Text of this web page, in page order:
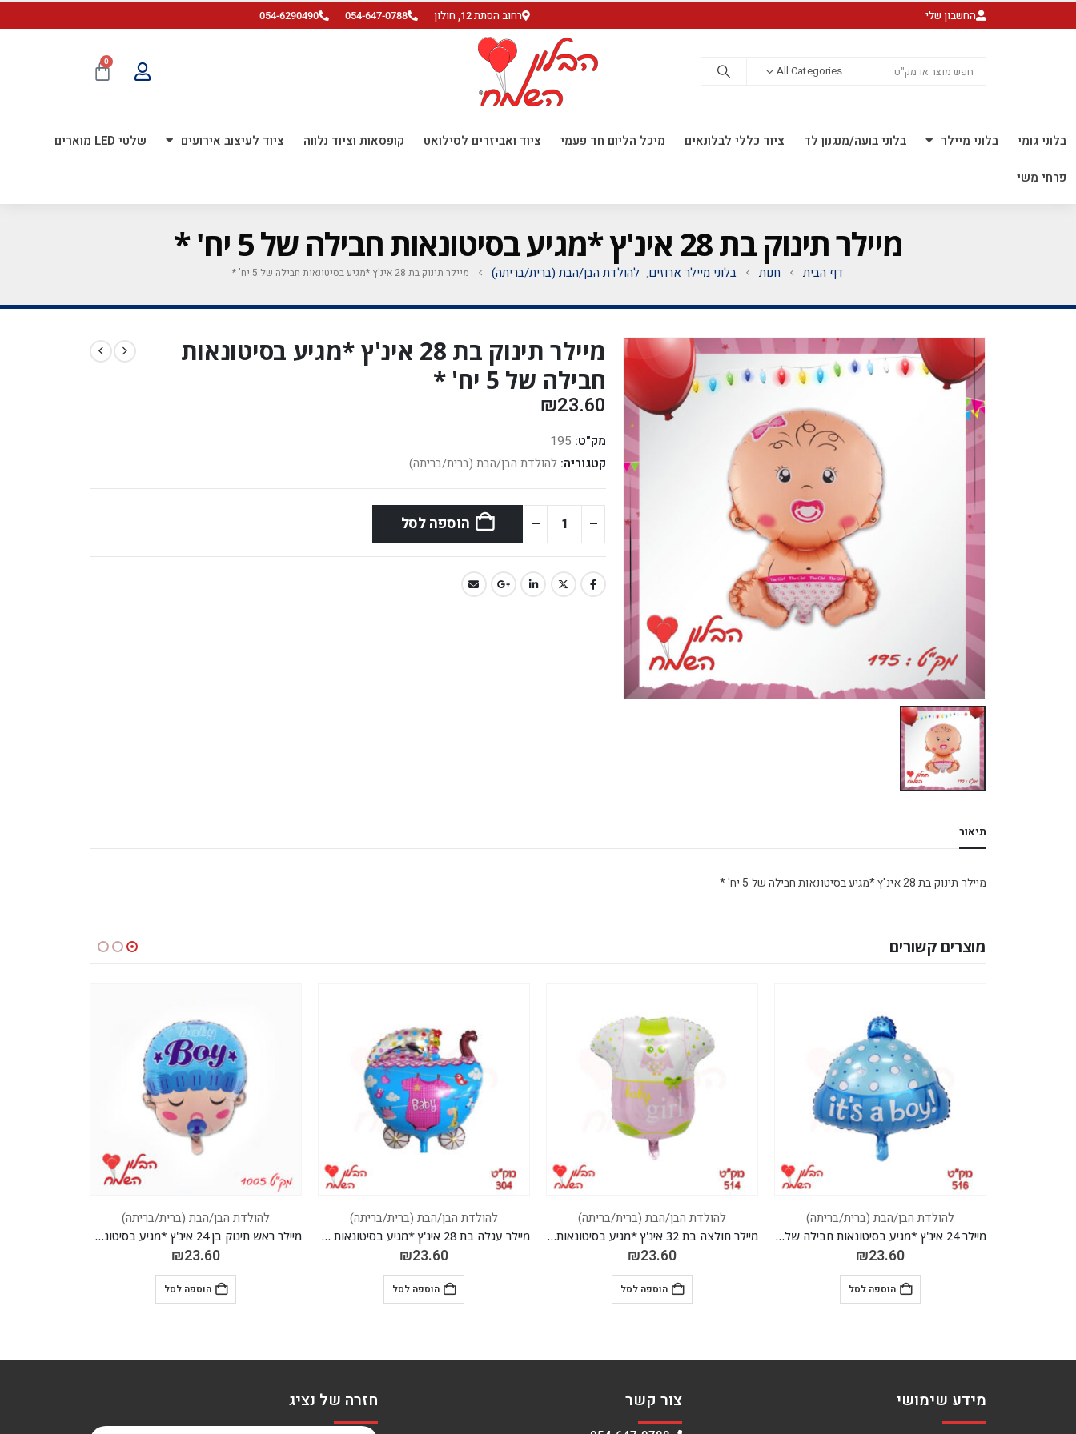
החשבון שלי רחוב הסתת 12, חולון 054-647-0788
054-6290490
All Categories
0
בלוני גומי בלוני מיילר בלוני בועה/מנגנון לד ציוד כללי לבלונאים מיכל הליום חד פעמי ציוד ואביזרים לסילואט קופסאות וציוד נלווה ציוד לעיצוב אירועים שלטי LED מוארים
פרחי משי
מיילר תינוק בת 28 אינ'ץ *מגיע בסיטונאות חבילה של 5 יח' *
דף הבית חנות בלוני מיילר ארוזים, להולדת הבן/הבת (ברית/בריתה) מיילר תינוק בת 28 אינ'ץ *מגיע בסיטונאות חבילה של 5 יח' *
מיילר תינוק בת 28 אינ'ץ *מגיע בסיטונאות
חבילה של 5 יח' *
₪23.60
מק"ט: 195
קטגוריה: להולדת הבן/הבת (ברית/בריתה)
הוספה לסל
תיאור
מיילר תינוק בת 28 אינ'ץ *מגיע בסיטונאות חבילה של 5 יח' *
מוצרים קשורים
להולדת הבן/הבת (ברית/בריתה)
מיילר חולצה בת 32 אינ'ץ *מגיע בסיטונאות חבילה של 5 יח' *
₪23.60
הוספה לסל
להולדת הבן/הבת (ברית/בריתה)
מיילר עגלה בת 28 אינ'ץ *מגיע בסיטונאות חבילה של 5 יח' *
₪23.60
הוספה לסל
להולדת הבן/הבת (ברית/בריתה)
מיילר ראש תינוק בן 24 אינ'ץ *מגיע בסיטונאות חבילה של 5 יח' *
₪23.60
הוספה לסל
להולדת הבן/הבת (ברית/בריתה)
מיילר עגלה בן 36 אינ'ץ *מגיע בסיטונאות חבילה של 5 יח' *
₪41.30
הוספה לסל
מידע שימושי צור קשר חזרה של נציג